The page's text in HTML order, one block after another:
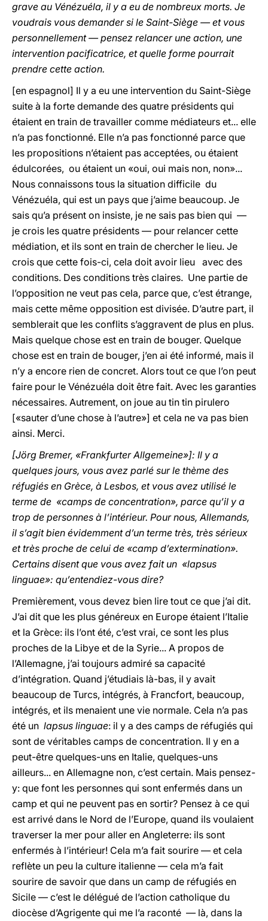
grave au Vénézuéla, il y a eu de nombreux morts. Je
voudrais vous demander si le Saint-Siège — et vous
personnellement — pensez relancer une action, une
intervention pacificatrice, et quelle forme pourrait
prendre cette action.
[en espagnol] Il y a eu une intervention du Saint-Siège
suite à la forte demande des quatre présidents qui
étaient en train de travailler comme médiateurs et... elle
n’a pas fonctionné. Elle n’a pas fonctionné parce que
les propositions n’étaient pas acceptées, ou étaient
édulcorées, ou étaient un «oui, oui mais non, non»...
Nous connaissons tous la situation difficile du
Vénézuéla, qui est un pays que j’aime beaucoup. Je
sais qu’a présent on insiste, je ne sais pas bien qui —
je crois les quatre présidents — pour relancer cette
médiation, et ils sont en train de chercher le lieu. Je
crois que cette fois-ci, cela doit avoir lieu avec des
conditions. Des conditions très claires. Une partie de
l’opposition ne veut pas cela, parce que, c’est étrange,
mais cette même opposition est divisée. D’autre part, il
semblerait que les conflits s’aggravent de plus en plus.
Mais quelque chose est en train de bouger. Quelque
chose est en train de bouger, j’en ai été informé, mais il
n’y a encore rien de concret. Alors tout ce que l’on peut
faire pour le Vénézuéla doit être fait. Avec les garanties
nécessaires. Autrement, on joue au tin tin pirulero
[«sauter d’une chose à l’autre»] et cela ne va pas bien
ainsi. Merci.
[Jörg Bremer, «Frankfurter Allgemeine»]: Il y a
quelques jours, vous avez parlé sur le thème des
réfugiés en Grèce, à Lesbos, et vous avez utilisé le
terme de «camps de concentration», parce qu’il y a
trop de personnes à l’intérieur. Pour nous, Allemands,
il s’agit bien évidemment d’un terme très, très sérieux
et très proche de celui de «camp d’extermination».
Certains disent que vous avez fait un «lapsus
linguae»: qu’entendiez-vous dire?
Premièrement, vous devez bien lire tout ce que j’ai dit.
J’ai dit que les plus généreux en Europe étaient l’Italie
et la Grèce: ils l’ont été, c’est vrai, ce sont les plus
proches de la Libye et de la Syrie... A propos de
l’Allemagne, j’ai toujours admiré sa capacité
d’intégration. Quand j’étudiais là-bas, il y avait
beaucoup de Turcs, intégrés, à Francfort, beaucoup,
intégrés, et ils menaient une vie normale. Cela n’a pas
été un lapsus linguae: il y a des camps de réfugiés qui
sont de véritables camps de concentration. Il y en a
peut-être quelques-uns en Italie, quelques-uns
ailleurs... en Allemagne non, c’est certain. Mais pensez-
y: que font les personnes qui sont enfermés dans un
camp et qui ne peuvent pas en sortir? Pensez à ce qui
est arrivé dans le Nord de l’Europe, quand ils voulaient
traverser la mer pour aller en Angleterre: ils sont
enfermés à l’intérieur! Cela m’a fait sourire — et cela
reflète un peu la culture italienne — cela m’a fait
sourire de savoir que dans un camp de réfugiés en
Sicile — c’est le délégué de l’action catholique du
diocèse d’Agrigente qui me l’a raconté — là, dans la